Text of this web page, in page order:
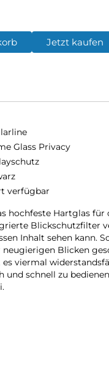
Jetzt kaufen
Glass Privacy
verfügbar
hochfeste Hartglas
Blickschutzfilter
Inhalt sehen kann.
Blicken
viermal
und schnell zu